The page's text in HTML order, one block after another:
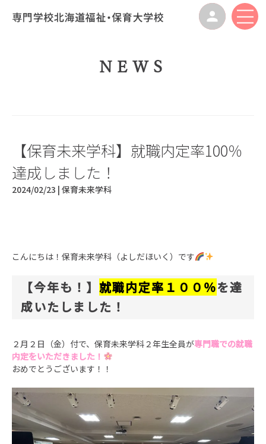
NEWS
【保育未来学科】就職内定率100％
達成しました！
2024/02/23 | 保育未来学科
こんにちは！保育未来学科（よしだほいく）です
【今年も！】 就職内定率１００％を達
成いたしました！
２月２日（金）付で、保育未来学科２年生全員が専門職での就職
内定をいただきました！
おめでとうございます！！